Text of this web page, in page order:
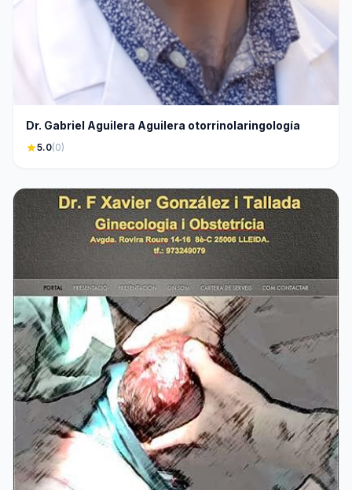
Dr. Gabriel Aguilera Aguilera otorrinolaringología
star5.0(0)